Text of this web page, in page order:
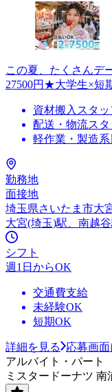
この夏、たくさんデ
27500円★大学生×短
資材搬入スタッ
配送・物流スタ
軽作業・製造系
勤務地
面接地
埼玉県さいたま市大
大宮(埼玉)駅、南越
シフト
週1日からOK
交通費支給
未経験OK
短期OK
詳細を見る
応募画
アルバイト・パート
ミスタードーナツ